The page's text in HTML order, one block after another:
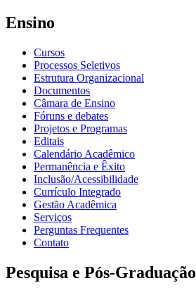
Ensino
Cursos
Processos Seletivos
Estrutura Organizacional
Documentos
Câmara de Ensino
Fóruns e debates
Projetos e Programas
Editais
Calendário Acadêmico
Permanência e Êxito
Inclusão/Acessibilidade
Currículo Integrado
Gestão Acadêmica
Serviços
Perguntas Frequentes
Contato
Pesquisa e Pós-Graduação